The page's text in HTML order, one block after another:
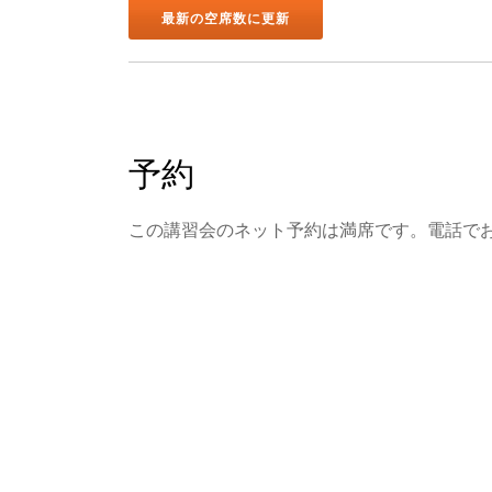
予約
この講習会のネット予約は満席です。電話で